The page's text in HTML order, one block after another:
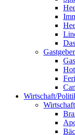
Wirtschaft/